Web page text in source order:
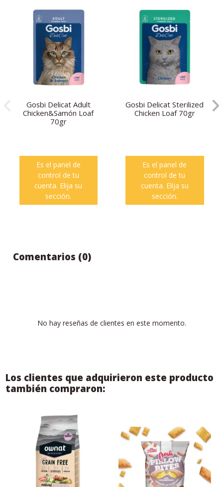
Gosbi Delicat Adult
Chicken&Samón Loaf
70gr
Es el panel de
control de tu
cuenta. Elija su
sección.
Gosbi Delicat Sterilized
Chicken Loaf 70gr
Es el panel de
control de tu
cuenta. Elija su
sección.
Comentarios (0)
No hay reseñas de clientes en este momento.
Los clientes que adquirieron este producto
también compraron: